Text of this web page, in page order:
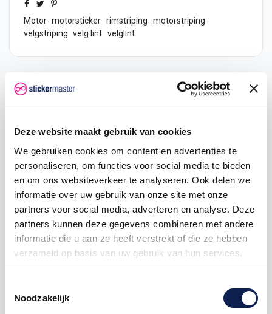
Deze website maakt gebruik van cookies
We gebruiken cookies om content en advertenties te
personaliseren, om functies voor social media te bieden
en om ons websiteverkeer te analyseren. Ook delen we
informatie over uw gebruik van onze site met onze
partners voor social media, adverteren en analyse. Deze
partners kunnen deze gegevens combineren met andere
informatie die u aan ze heeft verstrekt of die ze hebben
verzameld op basis van uw gebruik van hun services.
Noodzakelijk
Motor motorsticker rimstriping
motorstriping
velgstriping velg lint velglint
Product details
Velg lint motor
Rimstriping, ook wel bekend alsvelglint motor
stickers, zijn de lijn die je op je motorwielen kan
plakken voor een strakke look. De
is
voorgebogen en voorzien van applicatietape, zodat
ze makkelijk zelf aan te brengen zijn op je motor! De
velglinten zijn geschikt voor alle 17" wielvelgen!
Sommige motors hebben tegenwoordig een 16" wiel.
info@stickermaster.nl